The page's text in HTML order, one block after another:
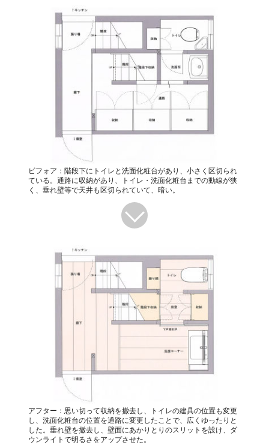
ビフォア：階段下にトイレと洗面化粧台があり、小さく区切られ
ている。通路に収納があり、トイレ・洗面化粧台までの動線が狭
く、垂れ壁等で天井も区切られていて、暗い。
アフター：思い切って収納を撤去し、トイレの建具の位置も変更
し、洗面化粧台の位置を通路に変更したことで、広くゆったりと
した。垂れ壁を撤去し、壁面にあかりとりのスリットを設け、ダ
ウンライトで明るさをアップさせた。